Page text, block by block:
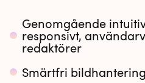
Genomgående
responsivt,
redaktörer
Smärtfri